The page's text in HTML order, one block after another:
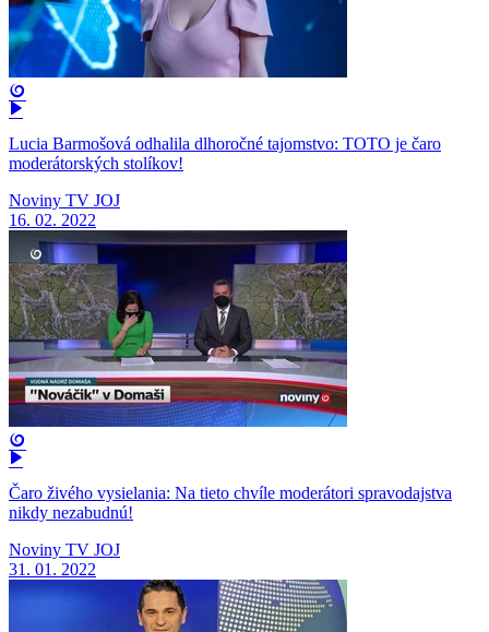
Lucia Barmošová odhalila dlhoročné tajomstvo: TOTO je čaro
moderátorských stolíkov!
Noviny TV JOJ
16. 02. 2022
Čaro živého vysielania: Na tieto chvíle moderátori spravodajstva
nikdy nezabudnú!
Noviny TV JOJ
31. 01. 2022